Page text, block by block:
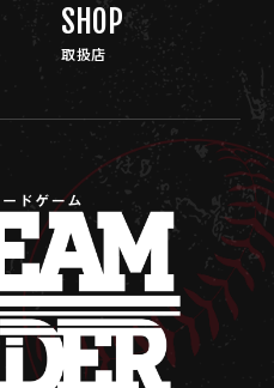
SHOP
取扱店